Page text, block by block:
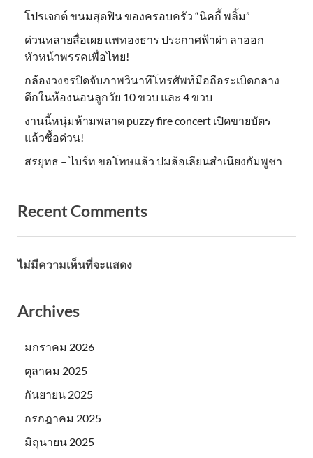
โปรเจกต์ ขนมสุดฟิน ของครอบครัว “นิคกี้ พลิ้ม”
ด่วนหลายสื่อเผย แพทองธาร ประกาศฟ้าผ่า ลาออก
หัวหน้าพรรคเพื่อไทย!
กล้องวงจรปิดจับภาพวินาทีโทรศัพท์มือถือระเบิดกลาง
ดึกในห้องนอนลูกวัย 10 ขวบ และ 4 ขวบ
งานนี้หนุ่มห้ามพลาด puzzy fire concert เปิดขายบัตร
แล้วซื้อด่วน!
สรยุทธ – ไบร์ท ขอโทษแล้ว ปมล้อเลียนสำเนียงกัมพูชา
Recent Comments
ไม่มีความเห็นที่จะแสดง
Archives
มกราคม 2026
ตุลาคม 2025
กันยายน 2025
กรกฎาคม 2025
มิถุนายน 2025